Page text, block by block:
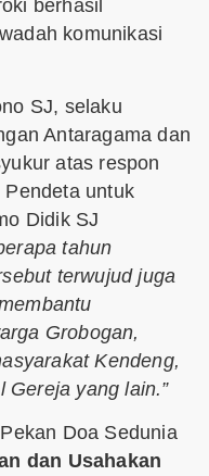
berhasil
komunikasi
SJ, selaku
Antaragama dan
atas respon
untuk
Didik SJ
tahun
terwujud juga
Grobogan,
Kendeng,
Gereja yang lain.”
Doa Sedunia
dan Usahakan